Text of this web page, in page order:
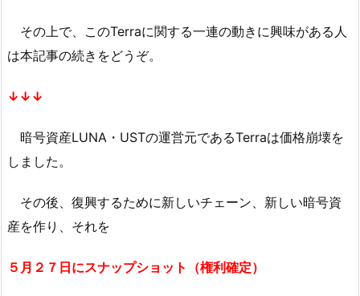
その上で、このTerraに関する一連の動きに興味がある人
は本記事の続きをどうぞ。
↓↓↓
暗号資産LUNA・USTの運営元であるTerraは価格崩壊を
しました。
その後、復興するために新しいチェーン、新しい暗号資
産を作り、それを
５月２７日にスナップショット（権利確定）